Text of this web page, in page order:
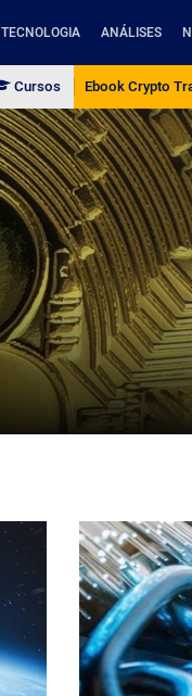
TECNOLOGIA ANÁLISES
Cursos Ebook Crypto